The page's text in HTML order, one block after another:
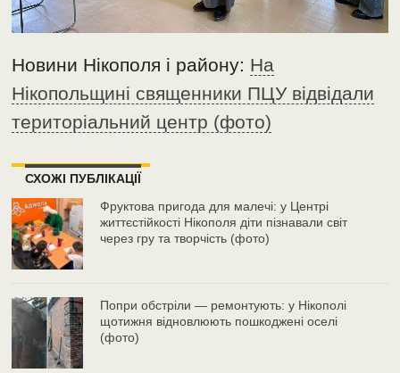
Новини Нікополя і району: На
Нікопольщині священники ПЦУ відвідали
територіальний центр (фото)
СХОЖІ ПУБЛІКАЦІЇ
Фруктова пригода для малечі: у Центрі
життєстійкості Нікополя діти пізнавали світ
через гру та творчість (фото)
Попри обстріли — ремонтують: у Нікополі
щотижня відновлюють пошкоджені оселі
(фото)